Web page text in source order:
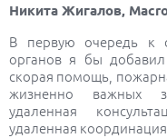
Никита Жигалов,
В первую очередь к
органов я бы
скорая помощь,
жизненно важных
удаленная
удаленная